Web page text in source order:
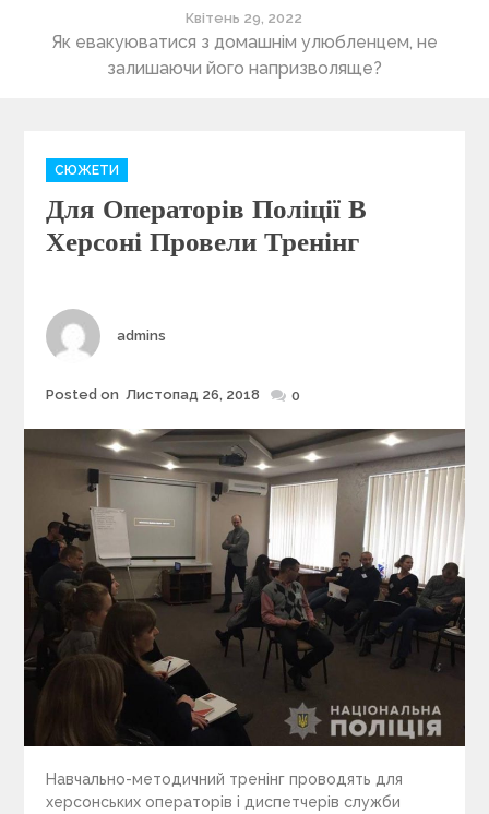
Квітень 29, 2022
Як евакуюватися з домашнім улюбленцем, не
залишаючи його напризволяще?
C
a
t
e
g
i
e
СЮЖЕТИ
Для Операторів Поліції В
Херсоні Провели Тренінг
Author
admins
Posted
Posted on Листопад 26, 2018 0
Навчально-методичний тренінг проводять для
херсонських операторів і диспетчерів служби